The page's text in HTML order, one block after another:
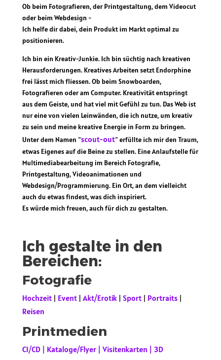
Ob beim Fotografieren, der Printgestaltung, dem Videocut
oder beim Webdesign -
Ich helfe dir dabei, dein Produkt im Markt optimal zu
positionieren.
Ich bin ein Kreativ-Junkie. Ich bin süchtig nach kreativen
Herausforderungen. Kreatives Arbeiten setzt Endorphine
frei lässt mich fliessen. Ob beim Snowboarden,
Fotografieren oder am Computer. Kreativität entspringt
aus dem Geiste, und hat viel mit Gefühl zu tun. Das Web ist
nur eine von vielen Leinwänden, die ich nutze, um kreativ
zu sein und meine kreative Energie in Form zu bringen.
Unter dem Namen "scout-out" erfüllte ich mir den Traum,
etwas Eigenes auf die Beine zu stellen. Eine Anlaufstelle für
Multimediabearbeitung im Bereich Fotografie,
Printgestaltung, Videoanimationen und
Webdesign/Programmierung. Ein Ort, an dem vielleicht
auch du etwas findest, was dich inspiriert.
Es würde mich freuen, auch für dich zu gestalten.
Ich gestalte in den
Bereichen:
Fotografie
Hochzeit| Event| Akt/Erotik| Sport| Portraits|
Reisen
Printmedien
CI/CD | Kataloge/Flyer | Visitenkarten | 3D